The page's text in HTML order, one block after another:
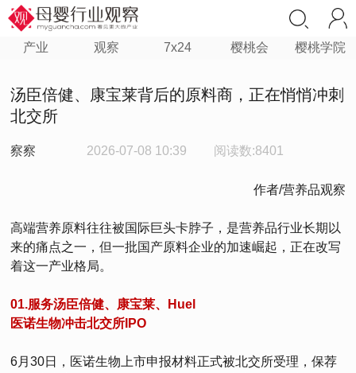
产业 观察 7x24 樱桃会 樱桃学院
汤臣倍健、康宝莱背后的原料商，正在悄悄冲刺
北交所
察察 2026-07-08 10:39 阅读数:8401
作者/营养品观察
高端营养原料往往被国际巨头卡脖子，是营养品行业长期以
来的痛点之一，但一批国产原料企业的加速崛起，正在改写
着这一产业格局。
01.服务汤臣倍健、康宝莱、
Huel
医诺生物冲击北交所IPO
6月30日，医诺生物上市申报材料正式被北交所受理，保荐